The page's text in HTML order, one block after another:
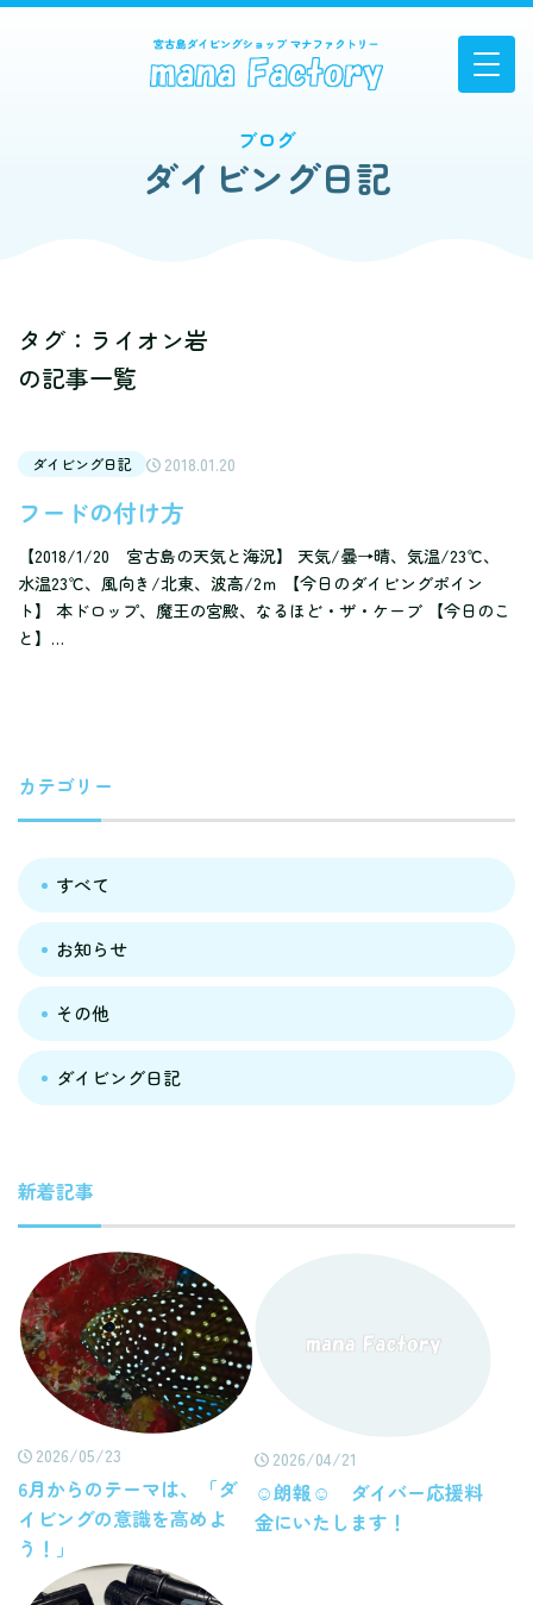
ブログ
ダイビング日記
タグ：ライオン岩
の記事一覧
ダイビング日記 2018.01.20
フードの付け方
【2018/1/20 宮古島の天気と海況】 天気/曇→晴、気温/23℃、
水温23℃、風向き/北東、波高/2ｍ 【今日のダイビングポイン
ト】 本ドロップ、魔王の宮殿、なるほど・ザ・ケーブ 【今日のこ
と】…
カテゴリー
すべて
お知らせ
その他
ダイビング日記
新着記事
2026/05/23
6月からのテーマは、「ダ
イビングの意識を高めよ
う！」
2026/04/21
☺朗報☺ ダイバー応援料
金にいたします！